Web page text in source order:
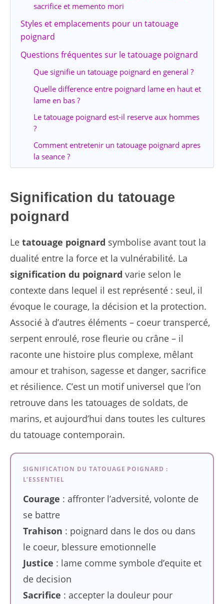
sacrifice et memento mori
Styles et emplacements pour un tatouage
poignard
Questions fréquentes sur le tatouage poignard
Que signifie un tatouage poignard en general ?
Quelle difference entre poignard lame en haut et
lame en bas ?
Le tatouage poignard est-il reserve aux hommes
?
Comment entretenir un tatouage poignard apres
la seance ?
Signification du tatouage
poignard
Le tatouage poignard symbolise avant tout la
dualité entre la force et la vulnérabilité. La
signification du poignard varie selon le
contexte dans lequel il est représenté : seul, il
évoque le courage, la décision et la protection.
Associé à d’autres éléments – coeur transpercé,
serpent enroulé, rose fleurie ou crâne – il
raconte une histoire plus complexe, mêlant
amour et trahison, sagesse et danger, sacrifice
et résilience. C’est un motif universel que l’on
retrouve dans les tatouages de soldats, de
marins, et aujourd’hui dans toutes les cultures
du tatouage contemporain.
SIGNIFICATION DU TATOUAGE POIGNARD :
L’ESSENTIEL
Courage : affronter l’adversité, volonte de
se battre
Trahison : poignard dans le dos ou dans
le coeur, blessure emotionnelle
Justice : lame comme symbole d’equite et
de decision
Sacrifice : accepter la douleur pour